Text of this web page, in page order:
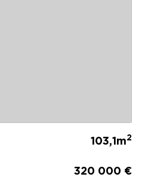
103,1m2
320 000 €